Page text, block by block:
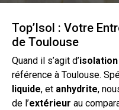
Top’Isol : Votre
de Toulouse
Quand il s’agit d’isolation
référence à Toulouse.
liquide, et anhydrite,
de l’extérieur au